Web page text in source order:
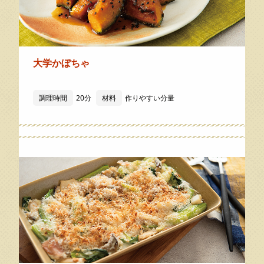
大学かぼちゃ
調理時間 20分 材料 作りやすい分量